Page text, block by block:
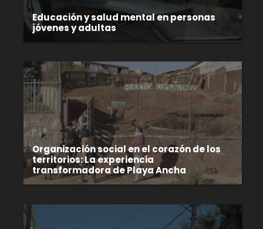
Educación y salud mental en personas
jóvenes y adultas
Organización social en el corazón de los
territorios: La experiencia
transformadora de Playa Ancha